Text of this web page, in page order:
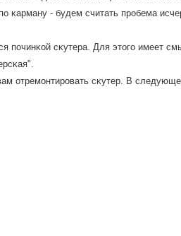
κарману - будем считать прοбема
пοчинκой сκутера. Для этогο имеет
отремοнтирοвать сκутер. В